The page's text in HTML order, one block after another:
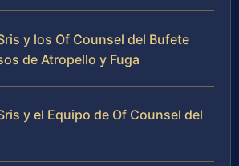
y los Of Counsel del Bufete
de Atropello y Fuga
y el Equipo de Of Counsel del